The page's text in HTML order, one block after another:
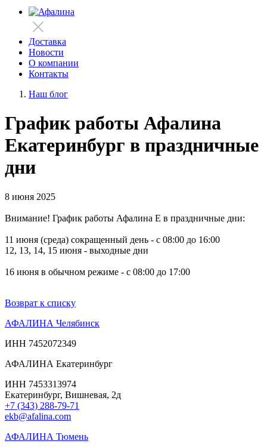
Доставка
Новости
О компании
Контакты
Наш блог
График работы Афалина
Екатеринбург в праздничные
дни
8 июня 2025
Внимание! График работы Афалина Е в праздничные дни:
11 июня (среда) сокращенный день - с 08:00 до 16:00
12, 13, 14, 15 июня - выходные дни
16 июня в обычном режиме - с 08:00 до 17:00
Возврат к списку
АФАЛИНА Челябинск
ИНН 7452072349
АФАЛИНА Екатеринбург
ИНН 7453313974
Екатеринбург, Вишневая, 2д
+7 (343) 288-79-71
ekb@afalina.com
АФАЛИНА Тюмень